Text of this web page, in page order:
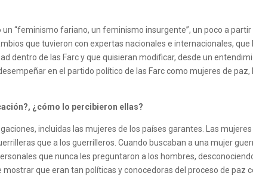
“feminismo fariano, un feminismo insurgente”, un poco a partir
que tuvieron con expertas nacionales e internacionales, que
dentro de las Farc y que quisieran modificar, desde un
en el partido político de las Farc como mujeres de paz,
¿cómo lo percibieron ellas?
incluidas las mujeres de los países garantes. Las mujeres
que a los guerrilleros. Cuando buscaban a una mujer
que nunca les preguntaron a los hombres,
que eran tan políticas y conocedoras del proceso de paz